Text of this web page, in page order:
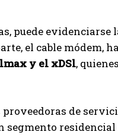
puede evidenciarse
el cable módem,
y el xDSl,
proveedoras de
segmento residencial